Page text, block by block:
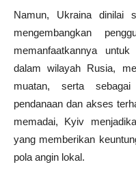
Namun, Ukraina dinilai
mengembangkan
memanfaatkannya
dalam wilayah Rusia,
muatan, serta
pendanaan dan akses
memadai, Kyiv
yang memberikan
pola angin lokal.